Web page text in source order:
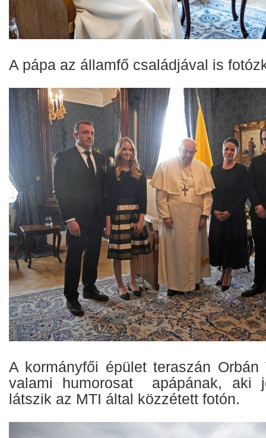
A pápa az államfő családjával is
A kormányfői épület teraszán Orbán
valami humorosat apápának, aki
látszik az MTI által közzétett fotón.